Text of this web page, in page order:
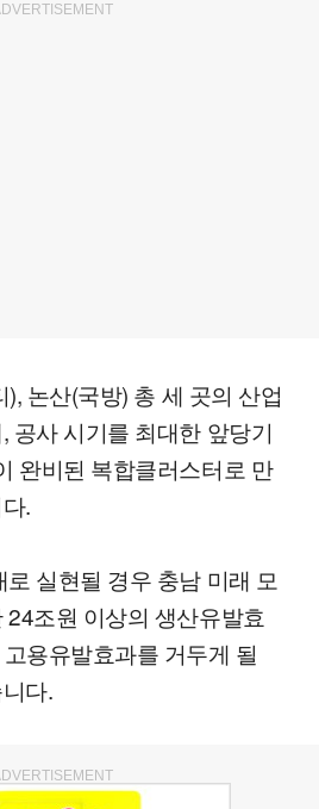
), 논산(국방) 총 세 곳의 산업
공사 시기를 최대한 앞당기
완비된 복합클러스터로 만
.
실현될 경우 충남 미래 모
조원 이상의 생산유발효
용유발효과를 거두게 될
다.